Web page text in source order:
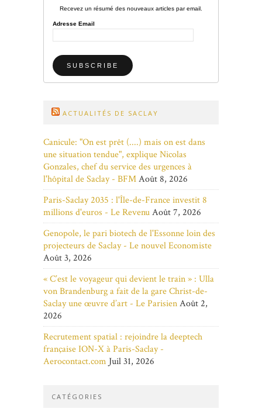
Recevez un résumé des nouveaux articles par email.
Adresse Email
ACTUALITÉS DE SACLAY
Canicule: "On est prêt (....) mais on est dans
une situation tendue", explique Nicolas
Gonzales, chef du service des urgences à
l'hôpital de Saclay - BFMAoût 8, 2026
Paris-Saclay 2035 : l'Île-de-France investit 8
millions d'euros - Le RevenuAoût 7, 2026
Genopole, le pari biotech de l'Essonne loin des
projecteurs de Saclay - Le nouvel Economiste
Août 3, 2026
« C’est le voyageur qui devient le train » : Ulla
von Brandenburg a fait de la gare Christ-de-
Saclay une œuvre d’art - Le ParisienAoût 2,
2026
Recrutement spatial : rejoindre la deeptech
française ION-X à Paris-Saclay -
Aerocontact.com Juil 31, 2026
CATÉGORIES